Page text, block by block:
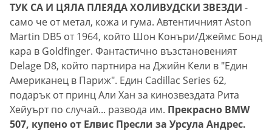
ТУК СА И ЦЯЛА ПЛЕЯДА ХОЛИВУДСКИ ЗВЕЗДИ -
само че от метал, кожа и гума. Автентичният Aston
Martin DB5 от 1964, който Шон Конъри/Джеймс Бонд
кара в Goldfinger. Фантастично възстановеният
Delаge D8, който партнира на Джийн Кели в "Един
Американец в Париж". Един Cadillac Series 62,
подарък от принц Али Хан за кинозвездата Рита
Хейуърт по случай... развода им. Прекрасно BMW
507, купено от Елвис Пресли за Урсула Андрес.